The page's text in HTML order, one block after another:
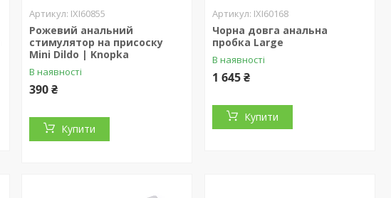
IXI60855
Рожевий анальний
стимулятор на присоску
Mini Dildo | Knopka
В наявності
390 ₴
Купити
IXI60168
Чорна довга анальна
пробка Large
В наявності
1 645 ₴
Купити